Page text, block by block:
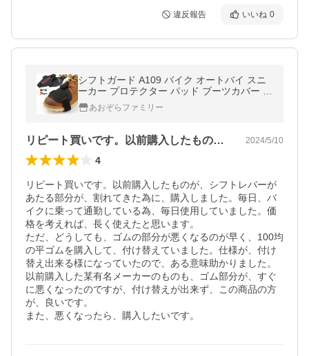
違反報告 いいね 0
シフトガード A109 バイク オートバイ スニ
ーカー プロテクター パッド ブーツカバー シ
フトカバー チェンジパッド 傷防止 バイク用
簡単あおぞらファミリー
リピート買いです。以前購入したものが、… 2024/5/10
4
リピート買いです。以前購入したものが、シフトレバーが
あたる部分が、割れてきた為に、購入しました。毎日、バ
イクに乗って通勤している為、毎日使用していました。価
格を考えれば、長く使えたと思います。
ただ、どうしても、ゴムの部分が悪くなるのが早く、100均
の平ゴムを購入して、付け替えていました。仕様が、付け
替え出来る様になっていたので、ある意味助かりました。
以前購入した某有名メーカーのものも、ゴム部分が、すぐ
に悪くなったのですが、付け替えが出来ず、この商品の方
が、良いです。
また、悪くなったら、購入したいです。